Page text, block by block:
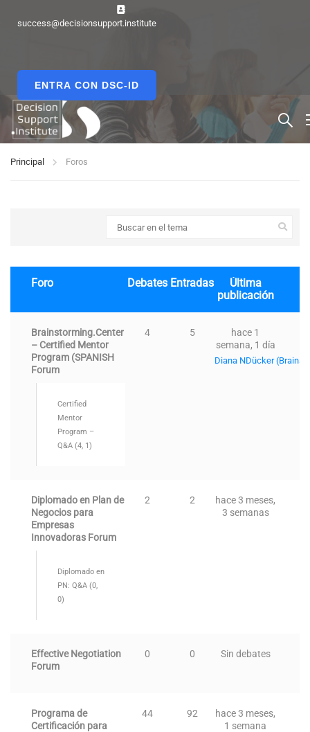
success@decisionsupport.institute
ENTRA CON DSC-ID
Principal Foros
Foro Debates Entradas
Última
publicación
Brainstorming.Center
– Certified Mentor
Program (SPANISH
Forum
Certified
Mentor
Program –
Q&A (4, 1)
4 5
hace 1
semana, 1 día
Diana NDücker
Diplomado en Plan de
Negocios para
Empresas
Innovadoras Forum
Diplomado en
PN: Q&A (0,
0)
2 2
hace 3 meses,
3 semanas
Effective Negotiation
Forum
0 0 Sin debates
Programa de
Certificación para
44 92
hace 3 meses,
1 semana